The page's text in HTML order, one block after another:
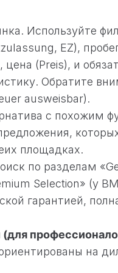
Используйте
EZ),
(Preis), и
Обратите
ausweisbar).
с похожим
площадках.
по разделам
Selection» (у
гарантией,
на